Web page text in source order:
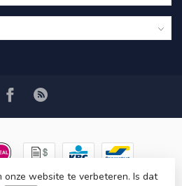
- Powered byLightspeed-
onze website te verbeteren. Is dat